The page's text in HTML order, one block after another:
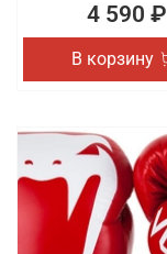
4 590 ₽
В корзину